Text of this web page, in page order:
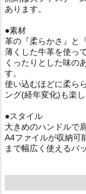
あります。
●素材
革の『柔らかさ』と
薄くした牛革を使っ
くったりとした味の
す。
使い込むほどに柔ら
ング(経年変化)も楽し
●スタイル
大きめのハンドルで
A4ファイルが収納可
まで幅広く使えるバ